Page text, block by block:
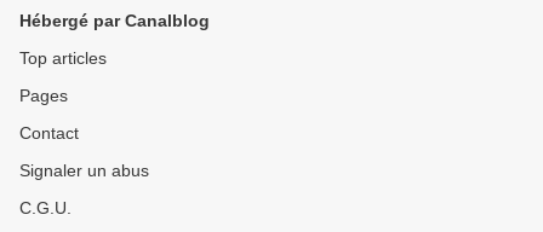
Hébergé par Canalblog
Top articles
Pages
Contact
Signaler un abus
C.G.U.